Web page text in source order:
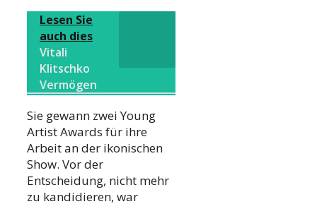
Lesen Sie
auch dies
Vitali
Klitschko
Vermögen
Sie gewann zwei Young
Artist Awards für ihre
Arbeit an der ikonischen
Show. Vor der
Entscheidung, nicht mehr
zu kandidieren, war